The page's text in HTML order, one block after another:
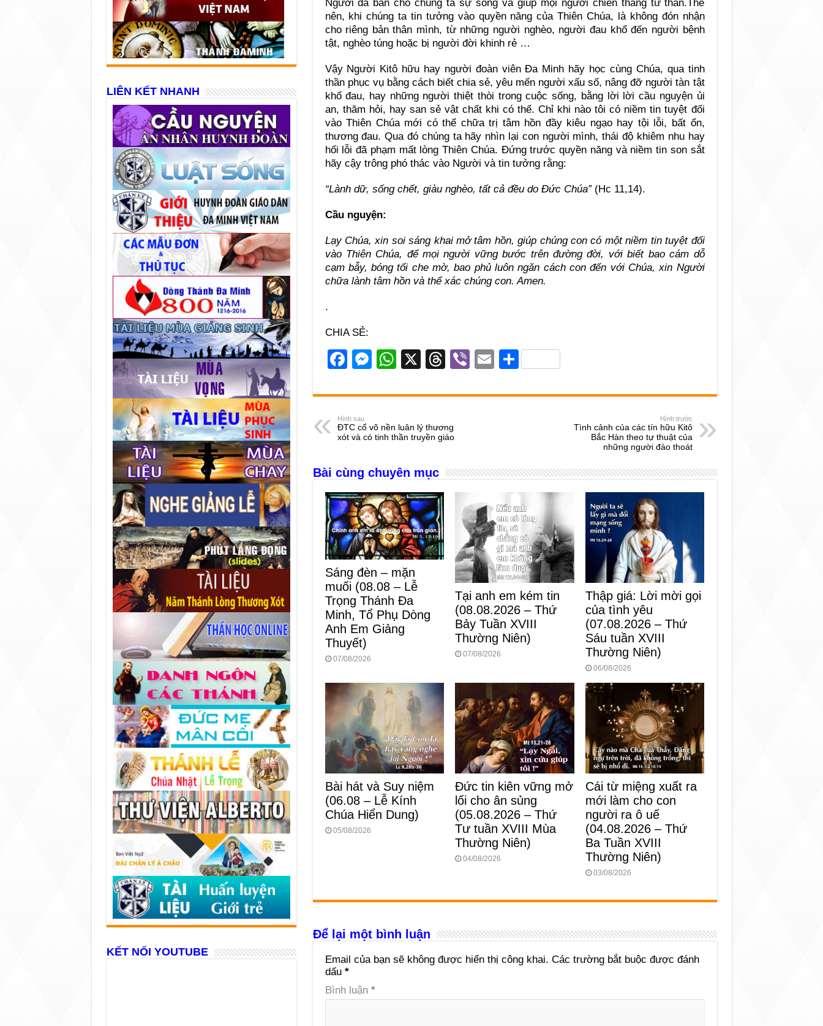
Người đã ban cho chúng ta sự sống và giúp mọi người chiến thắng tử thần.Thế
nên, khi chúng ta tin tưởng vào quyền năng của Thiên Chúa, là không đón nhận
cho riêng bản thân mình, từ những người nghèo, người đau khổ đến người bệnh
tật, nghèo túng hoặc bị người đời khinh rẻ …
Vậy Người Kitô hữu hay người đoàn viên Đa Minh hãy học cùng Chúa, qua tinh
thần phục vụ bằng cách biết chia sẻ, yêu mến người xấu số, nâng đỡ người tàn tật
khổ đau, hay những người thiệt thòi trong cuộc sống, bằng lời lời cầu nguyện ủi
an, thăm hỏi, hay san sẻ vật chất khi có thể. Chỉ khi nào tôi có niềm tin tuyệt đối
vào Thiên Chúa mới có thể chữa trị tâm hồn đầy kiêu ngạo hay tội lỗi, bất ổn,
thương đau. Qua đó chúng ta hãy nhìn lại con người mình, thái độ khiêm nhu hay
hối lỗi đã phạm mất lòng Thiên Chúa. Đứng trước quyền năng và niềm tin son sắt
hãy cậy trông phó thác vào Người và tin tưởng rằng:
“Lành dữ, sống chết, giàu nghèo, tất cả đều do Đức Chúa”(Hc 11,14).
Cầu nguyện:
Lạy Chúa, xin soi sáng khai mở tâm hồn, giúp chúng con có một niềm tin tuyệt đối
vào Thiên Chúa, để mọi người vững bước trên đường đời, với biết bao cám dỗ
cạm bẫy, bóng tối che mờ, bao phủ luôn ngăn cách con đến với Chúa, xin Người
chữa lành tâm hồn và thể xác chúng con. Amen.
.
CHIA SẺ:
F
c
e
b
o
k
M
ss
e
n
er
W
at
s
A
p
X
T
e
d
Vi
er
E
ail
S
ar
Hình sau
ĐTC cổ võ nền luân lý thương
xót và có tinh thần truyền giáo
Hình trước
Tình cảnh của các tín hữu Kitô
Bắc Hàn theo tự thuật của
những người đào thoát
Bài cùng chuyên mục
Sáng đèn – mặn
muối (08.08 – Lễ
Trọng Thánh Đa
Minh, Tổ Phụ Dòng
Anh Em Giảng
Thuyết)
07/08/2026
Tại anh em kém tin
(08.08.2026 – Thứ
Bảy Tuần XVIII
Thường Niên)
07/08/2026
Thập giá: Lời mời gọi
của tình yêu
(07.08.2026 – Thứ
Sáu tuần XVIII
Thường Niên)
06/08/2026
Bài hát và Suy niệm
(06.08 – Lễ Kính
Chúa Hiển Dung)
05/08/2026
Đức tin kiên vững mở
lối cho ân sủng
(05.08.2026 – Thứ
Tư tuần XVIII Mùa
Thường Niên)
04/08/2026
Cái từ miệng xuất ra
mới làm cho con
người ra ô uế
(04.08.2026 – Thứ
Ba Tuần XVIII
Thường Niên)
03/08/2026
Để lại một bình luận
Email của bạn sẽ không được hiển thị công khai. Các trường bắt buộc được đánh
dấu *
Bình luận *
LIÊN KẾT NHANH
KẾT NỐI YOUTUBE